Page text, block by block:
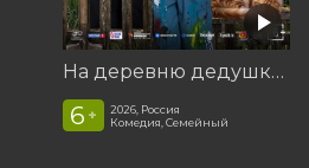
На деревню дедушке 2
6 +
2026, Россия
Комедия, Семейный